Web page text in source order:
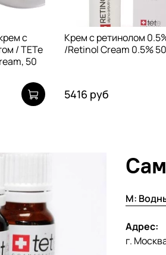
с
/ TETe
50
Крем с ретинолом
/Retinol Cream 0.5%
5416 руб
М:
Адрес:
г.